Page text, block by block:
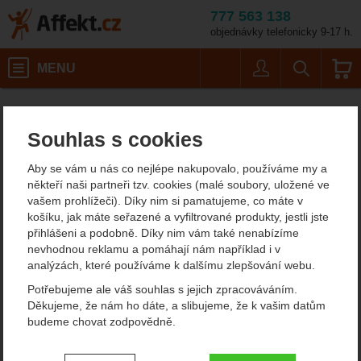
Souhlas s cookies
Aby se vám u nás co nejlépe nakupovalo, používáme my a
někteří naši partneři tzv. cookies (malé soubory, uložené ve
vašem prohlížeči). Díky nim si pamatujeme, co máte v
košíku, jak máte seřazené a vyfiltrované produkty, jestli jste
přihlášeni a podobně. Díky nim vám také nenabízíme
nevhodnou reklamu a pomáhají nám například i v
analýzách, které používáme k dalšímu zlepšování webu.
Potřebujeme ale váš souhlas s jejich zpracováváním.
Děkujeme, že nám ho dáte, a slibujeme, že k vašim datům
budeme chovat zodpovědně.
Nastavení souhlasů s kategoriemi
777 563 138
objednávky telefonicky 9-17 h.
MENU
Petzl Collinox
Petzl Collinox
Fotografie